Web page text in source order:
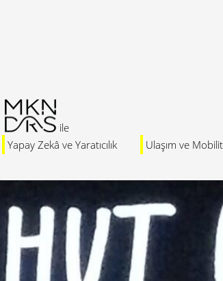
Yapay Zekâ ve Yaratıcılık Ulaşım ve